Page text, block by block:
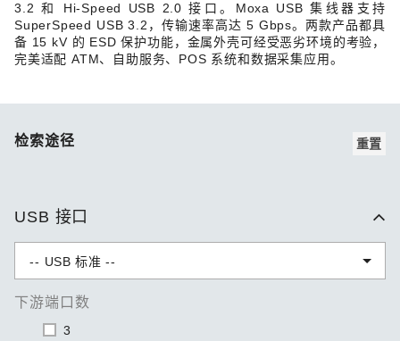
Moxa
3.2 和 Hi-Speed USB 2.0 接口。Moxa USB 集线器支持
SuperSpeed USB 3.2，传输速率高达 5 Gbps。两款产品都具
备 15 kV 的 ESD 保护功能，金属外壳可经受恶劣环境的考验，
完美适配 ATM、自助服务、POS 系统和数据采集应用。
检索途径 重置
USB 接口
下游端口数
3